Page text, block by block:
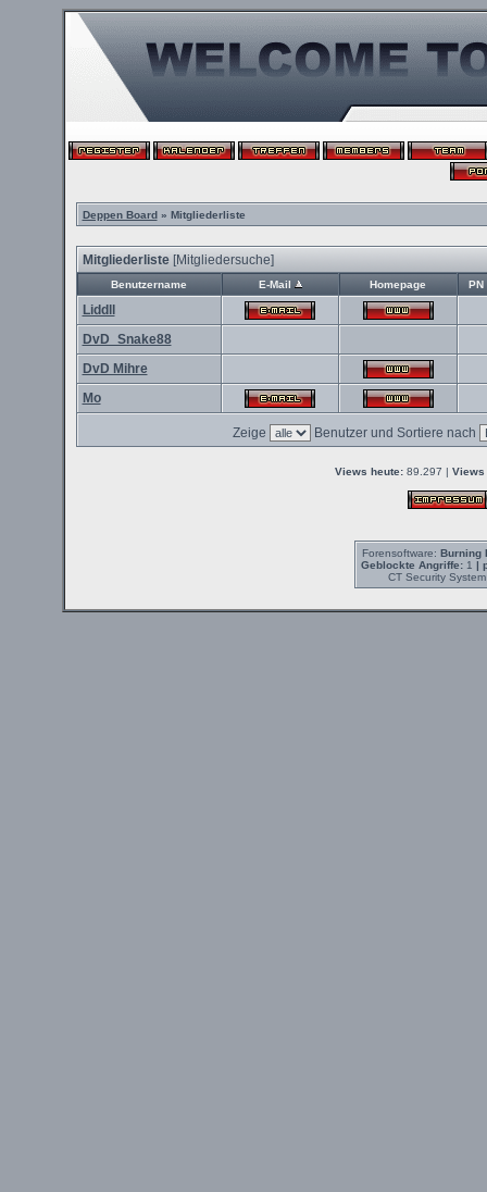
Deppen Board» Mitgliederliste
Mitgliederliste[Mitgliedersuche]
Benutzername E-Mail Homepage PN
Liddll
DvD_Snake88
DvD Mihre
Mo
Zeige Benutzer und Sortiere nach
Views heute:89.297 | Views
Forensoftware: Burning
Geblockte Angriffe:1 |
CT Security